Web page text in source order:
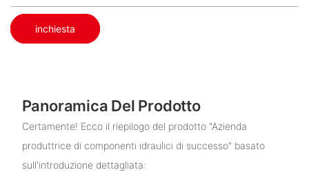
inchiesta
Panoramica Del Prodotto
Certamente! Ecco il riepilogo del prodotto "Azienda
produttrice di componenti idraulici di successo" basato
sull'introduzione dettagliata: